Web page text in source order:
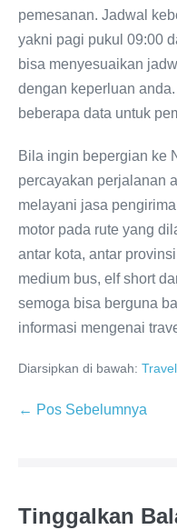
pemesanan. Jadwal
yakni pagi pukul 09:00
bisa menyesuaikan
dengan keperluan
beberapa data untuk
Bila ingin bepergian ke
percayakan perjalanan
melayani jasa
motor pada rute yang
antar kota, antar
medium bus, elf short
semoga bisa berguna
informasi mengenai
Diarsipkan di bawah:
← Pos Sebelumnya
Tinggalkan